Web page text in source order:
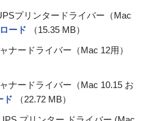
プリンタードライバー（Mac
ード
（15.35 MB）
ナードライバー（Mac 12用）
ナードライバー（Mac 10.15 お
ド
（22.72 MB）